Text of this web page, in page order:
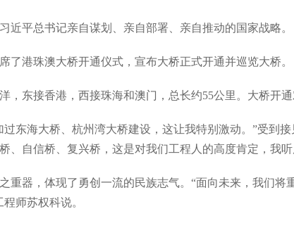
平总书记亲自谋划、亲自部署、亲自推动的国家战略。
港珠澳大桥开通仪式，宣布大桥正式开通并巡览大桥。
东接香港，西接珠海和澳门，总长约55公里。大桥开通
海大桥、杭州湾大桥建设，这让我特别激动。”受到接
、自信桥、复兴桥，这是对我们工程人的高度肯定，我
器，体现了勇创一流的民族志气。“面向未来，我们将
师苏权科说。